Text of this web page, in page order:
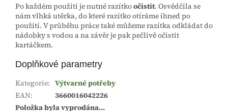
Po každém použití je nutné razítkoočistit. Osvědčila se
nám vlhká utěrka, do které razítko otíráme ihned po
použití. V průběhu práce také můžeme razítka odkládat do
nádobky s vodou a na závěr je pak pečlivě očistit
kartáčkem.
Doplňkové parametry
Kategorie: Výtvarné potřeby
EAN:
3660016042226
Položka byla vyprodána…